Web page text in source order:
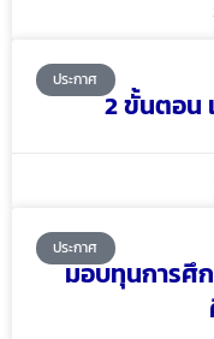
ประกาศ
2 ขั้นตอน
ประกาศ
มอบทุนการศึ